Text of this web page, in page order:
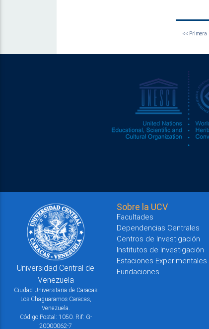
<< Primera
Universidad Central de
Venezuela
Ciudad Universitaria de Caracas
Los Chaguaramos Caracas,
Venezuela.
Código Postal: 1050. Rif: G-
20000062-7
Sobre la UCV
Facultades
Dependencias Centrales
Centros de Investigación
Institutos de Investigación
Estaciones Experimentales
Fundaciones